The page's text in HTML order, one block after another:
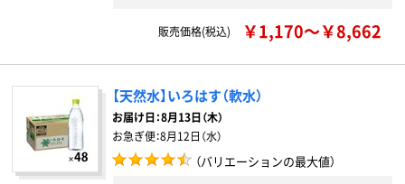
販売価格(税込) ￥1,170～￥8,662
【天然水】いろはす（軟水）
お届け日：8月13日（木）
お急ぎ便：8月12日（水）
（バリエーションの最大値）